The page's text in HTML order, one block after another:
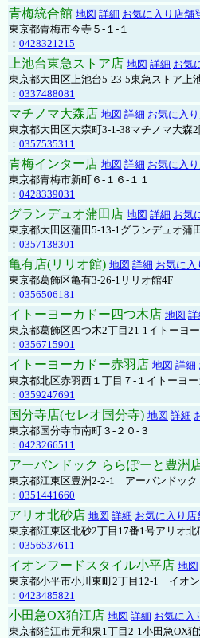
青梅統合館 地図 詳細 お気に入り店舗
東京都青梅市今寺５-１-１
： 0428321215
上池台東急ストア店 地図 詳細 お気
東京都大田区上池台5-23-5東急ストア上
： 0337488081
マチノマ大森店 地図 詳細 お気に入
東京都大田区大森町3-1-38マチノマ大森
： 0357535311
青梅インター店 地図 詳細 お気に入
東京都青梅市新町６-１６-１１
： 0428339031
グランデュオ蒲田店 地図 詳細 お気
東京都大田区蒲田5-13-1グランデュオ蒲
： 0357138301
亀有店(リリオ館) 地図 詳細 お気に入
東京都葛飾区亀有3-26-1リリオ館4F
： 0356506181
イトーヨーカドー四つ木店 地図 詳
東京都葛飾区四つ木2丁目21-1イトーヨ
： 0356715901
イトーヨーカドー赤羽店 地図 詳細
東京都北区赤羽西１丁目７-１イトーヨ
： 0359247691
国分寺店(セレオ国分寺) 地図 詳細
東京都国分寺市南町３-２０-３
： 0423266511
アーバンドック ららぽーと豊洲
東京都江東区豊洲2-2-1 アーバンドッ
： 0351441660
アリオ北砂店 地図 詳細 お気に入り店
東京都江東区北砂2丁目17番1号アリオ北
： 0356537611
イオンフードスタイル小平店 地図
東京都小平市小川東町2丁目12-1 イオ
： 0423485821
小田急OX狛江店 地図 詳細 お気に入
東京都狛江市元和泉1丁目2-1小田急OX